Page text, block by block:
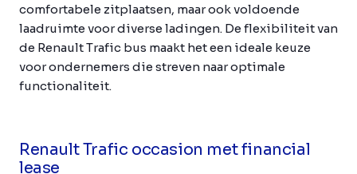
comfortabele zitplaatsen, maar ook voldoende
laadruimte voor diverse ladingen. De flexibiliteit van
de Renault Trafic bus maakt het een ideale keuze
voor ondernemers die streven naar optimale
functionaliteit.
Renault Trafic occasion met financial
lease